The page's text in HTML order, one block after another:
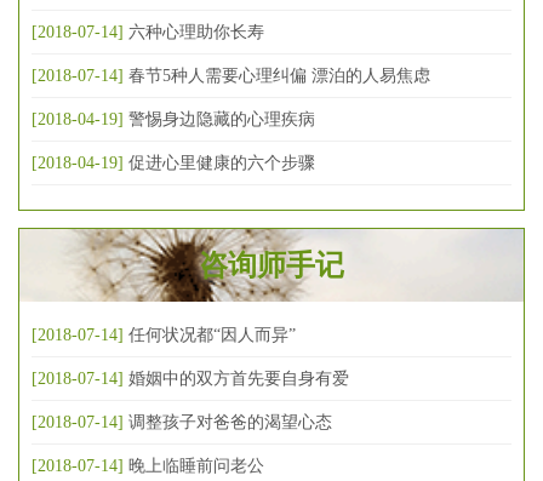
[2018-07-14] 六种心理助你长寿
[2018-07-14] 春节5种人需要心理纠偏 漂泊的人易焦虑
[2018-04-19] 警惕身边隐藏的心理疾病
[2018-04-19] 促进心里健康的六个步骤
咨询师手记
[2018-07-14] 任何状况都“因人而异”
[2018-07-14] 婚姻中的双方首先要自身有爱
[2018-07-14] 调整孩子对爸爸的渴望心态
[2018-07-14] 晚上临睡前问老公